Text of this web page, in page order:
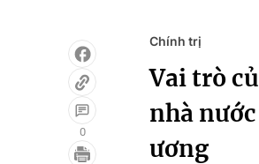
0
Chính trị
Vai trò
nhà
ương